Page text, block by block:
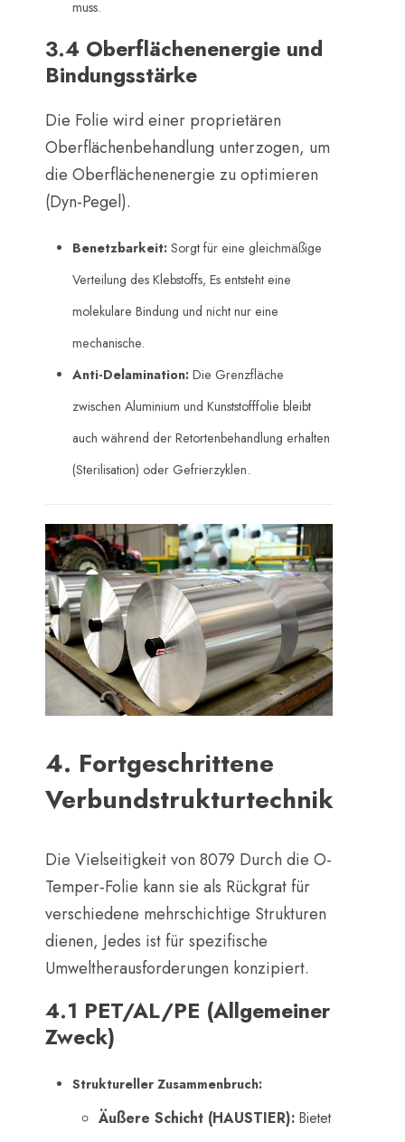
muss.
3.4 Oberflächenenergie und
Bindungsstärke
Die Folie wird einer proprietären
Oberflächenbehandlung unterzogen, um
die Oberflächenenergie zu optimieren
(Dyn-Pegel).
Benetzbarkeit:​ Sorgt für eine gleichmäßige
Verteilung des Klebstoffs, Es entsteht eine
molekulare Bindung und nicht nur eine
mechanische.
Anti-Delamination:​ Die Grenzfläche
zwischen Aluminium und Kunststofffolie bleibt
auch während der Retortenbehandlung erhalten
(Sterilisation) oder Gefrierzyklen.
4. Fortgeschrittene
Verbundstrukturtechnik
Die Vielseitigkeit von 8079 Durch die O-
Temper-Folie kann sie als Rückgrat für
verschiedene mehrschichtige Strukturen
dienen, Jedes ist für spezifische
Umweltherausforderungen konzipiert.
4.1 PET/AL/PE (Allgemeiner
Zweck)
Struktureller Zusammenbruch:
Äußere Schicht (HAUSTIER): ​ Bietet